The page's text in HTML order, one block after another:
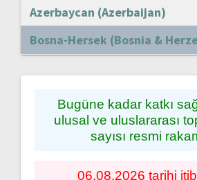
Azerbaycan (Azerbaijan)
Bosna-Hersek (Bosnia &
Bugüne kadar katkı
ulusal ve uluslararası
sayısı resmi
06.08.2026 tarihi